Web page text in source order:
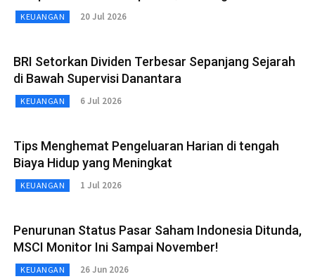
KEUANGAN 20 Jul 2026
BRI Setorkan Dividen Terbesar Sepanjang Sejarah
di Bawah Supervisi Danantara
KEUANGAN 6 Jul 2026
Tips Menghemat Pengeluaran Harian di tengah
Biaya Hidup yang Meningkat
KEUANGAN 1 Jul 2026
Penurunan Status Pasar Saham Indonesia Ditunda,
MSCI Monitor Ini Sampai November!
KEUANGAN 26 Jun 2026